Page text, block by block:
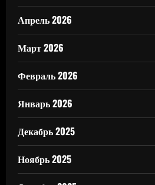
Апрель 2026
Март 2026
Февраль 2026
Январь 2026
Декабрь 2025
Ноябрь 2025